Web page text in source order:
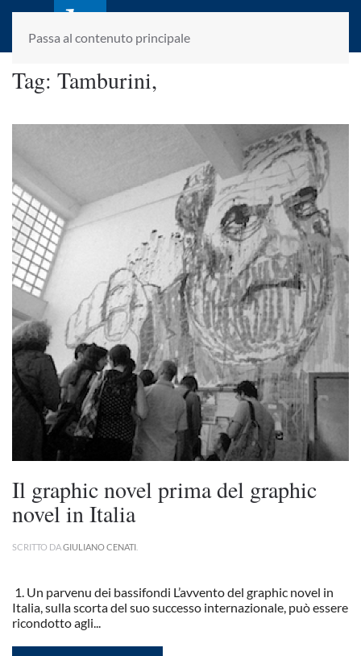
Passa al contenuto principale
laletteraturaenoi.it
fondato da Romano Luperini
Tag: Tamburini,
Il graphic novel prima del graphic
novel in Italia
SCRITTO DAGIULIANO CENATI
1. Un parvenu dei bassifondi L’avvento del graphic novel in
Italia, sulla scorta del suo successo internazionale, può essere
ricondotto agli...